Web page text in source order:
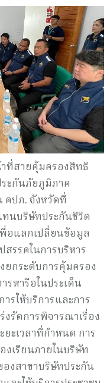
ที่สายคุ้มครองสิทธิ
ะกันภัยภูมิภาค
คปภ. จังหวัดที่
ทนบริษัทประกันชีวิต
อแลกเปลี่ยนข้อมูล
รรคในการบริหาร
กระดับการคุ้มครอง
รหารือในประเด็น
รให้บริการและการ
รัดการพิจารณาเรื่อง
ยะเวลาที่กำหนด การ
งเรียนภายในบริษัท
งสาขาบริษัทประกัน